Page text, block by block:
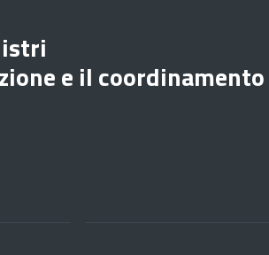
e il coordinamento